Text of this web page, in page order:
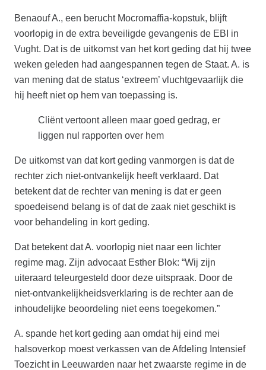
Benaouf A., een berucht Mocromaffia-kopstuk, blijft
voorlopig in de extra beveiligde gevangenis de EBI in
Vught. Dat is de uitkomst van het kort geding dat hij twee
weken geleden had aangespannen tegen de Staat. A. is
van mening dat de status ‘extreem’ vluchtgevaarlijk die
hij heeft niet op hem van toepassing is.
Cliënt vertoont alleen maar goed gedrag, er
liggen nul rapporten over hem
De uitkomst van dat kort geding vanmorgen is dat de
rechter zich niet-ontvankelijk heeft verklaard. Dat
betekent dat de rechter van mening is dat er geen
spoedeisend belang is of dat de zaak niet geschikt is
voor behandeling in kort geding.
Dat betekent dat A. voorlopig niet naar een lichter
regime mag. Zijn advocaat Esther Blok: “Wij zijn
uiteraard teleurgesteld door deze uitspraak. Door de
niet-ontvankelijkheidsverklaring is de rechter aan de
inhoudelijke beoordeling niet eens toegekomen.”
A. spande het kort geding aan omdat hij eind mei
halsoverkop moest verkassen van de Afdeling Intensief
Toezicht in Leeuwarden naar het zwaarste regime in de